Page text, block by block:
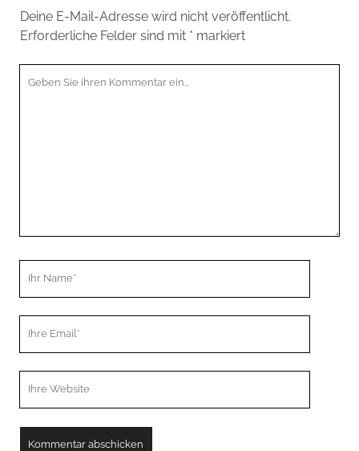
Deine E-Mail-Adresse wird nicht veröffentlicht.
Erforderliche Felder sind mit * markiert